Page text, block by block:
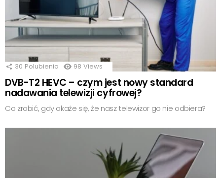
30 Polubienia 98 Views
DVB-T2 HEVC – czym jest nowy standard
nadawania telewizji cyfrowej?
Co zrobić, gdy okaże się, że nasz telewizor go nie odbiera?